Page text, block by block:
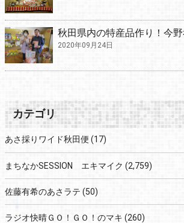
秋田県内の特産品作り！今
2020年09月24日
カテゴリ
あさ採りワイド秋田便 (17)
まちなかSESSION エキマイク (2,759)
佐藤有希のあさラテ (50)
ラジオ快晴ＧＯ！ＧＯ！のマキ (260)